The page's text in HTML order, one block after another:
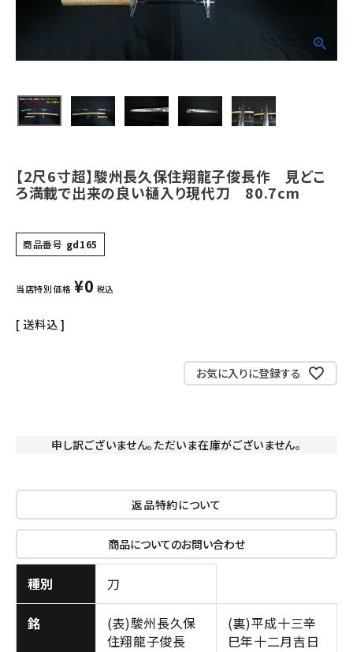
特定商取引法について
プライバシーポリシー
【2尺6寸超】駿州長久保住翔龍子俊長作 見どこ
ろ満載で出来の良い樋入り現代刀 80.7cm
商品番号 gd165
当店特別価格 ¥0 税込
送料込
お気に入りに登録する
申し訳ございません。ただいま在庫がございません。
返品特約について
商品についてのお問い合わせ
種別 刀
銘
(表)駿州長久保
住翔龍子俊長
(裏)平成十三辛
巳年十二月吉日